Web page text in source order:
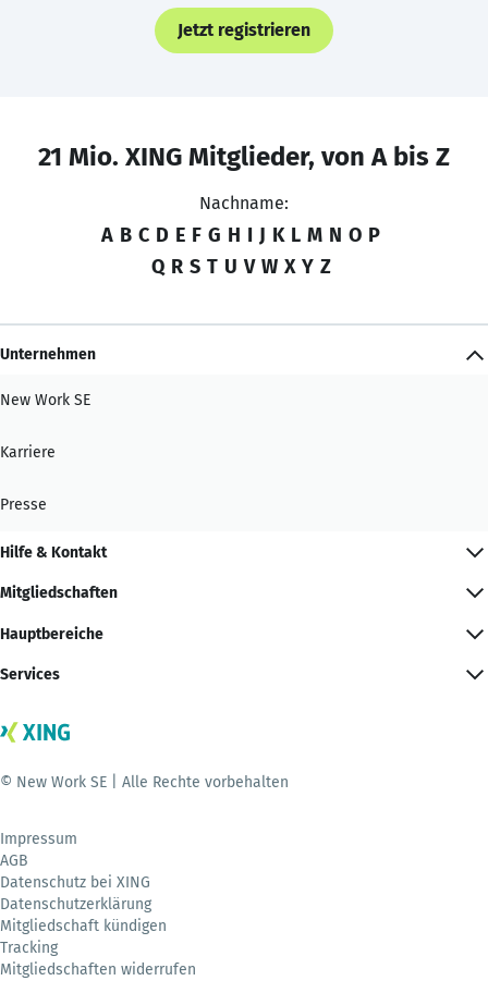
Jetzt registrieren
21 Mio. XING Mitglieder, von A bis Z
Nachname:
A B C D E F G H I J K L M N O P
Q R S T U V W X Y Z
Unternehmen
New Work SE
Karriere
Presse
Hilfe & Kontakt
Mitgliedschaften
Hauptbereiche
Services
© New Work SE | Alle Rechte vorbehalten
Impressum
AGB
Datenschutz bei XING
Datenschutzerklärung
Mitgliedschaft kündigen
Tracking
Mitgliedschaften widerrufen